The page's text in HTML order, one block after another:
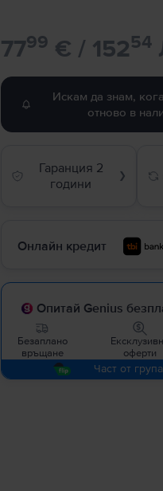
7799 € / 15254
Искам да знам,
отново в
Гаранция 2
години
❯
Онлайн кредит
Опитай Genius
Безаплано
връщане
оферти
Част от